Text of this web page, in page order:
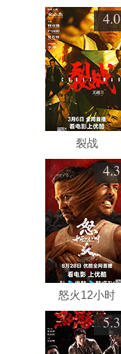
4.0
裂战
4.3
怒火12小时
5.3